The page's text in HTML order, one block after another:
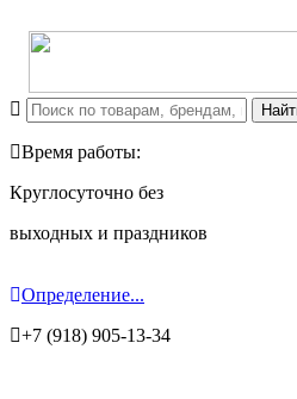
Время работы:
Круглосуточно без
выходных и праздников
Определение...
+7 (918) 905-13-34